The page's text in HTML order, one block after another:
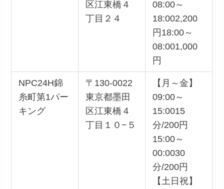
区江東橋４
丁目２４
08:00～
18:002,200
円18:00～
08:001,000
円
NPC24H錦
糸町第1パー
キング
〒130-0022
東京都墨田
区江東橋４
丁目１０−５
【月～金】
09:00～
15:0015
分/200円
15:00～
00:0030
分/200円
【土日祝】